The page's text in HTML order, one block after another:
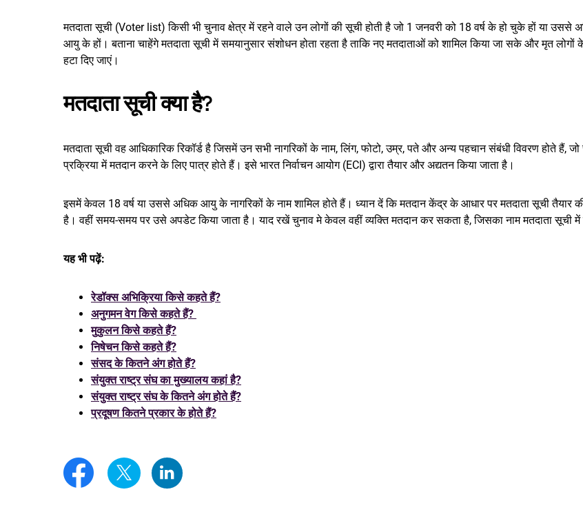
मतदाता सूची (Voter list) किसी भी चुनाव क्षेत्र में रहने वाले उन लोगों की सूची होती है जो 1 जनवरी को 18 वर्ष के हो चुके हों या उससे
आयु के हों। बताना चाहेंगे मतदाता सूची में समयानुसार संशोधन होता रहता है ताकि नए मतदाताओं को शामिल किया जा सके और मृत लोगों
हटा दिए जाएं।
मतदाता सूची क्या है?
मतदाता सूची वह आधिकारिक रिकॉर्ड है जिसमें उन सभी नागरिकों के नाम, लिंग, फोटो, उम्र, पते और अन्य पहचान संबंधी विवरण होते हैं, जो
प्रक्रिया में मतदान करने के लिए पात्र होते हैं। इसे भारत निर्वाचन आयोग (ECI) द्वारा तैयार और अद्यतन किया जाता है।
इसमें केवल 18 वर्ष या उससे अधिक आयु के नागरिकों के नाम शामिल होते हैं। ध्यान दें कि मतदान केंद्र के आधार पर मतदाता सूची तैयार
है। वहीं समय-समय पर उसे अपडेट किया जाता है। याद रखें चुनाव मे केवल वहीं व्यक्ति मतदान कर सकता है, जिसका नाम मतदाता सूची में
यह भी पढ़ें:
रेडॉक्स अभिक्रिया किसे कहते हैं?
अनुगमन वेग किसे कहते हैं?
मुकुलन किसे कहते हैं?
निषेचन किसे कहते हैं?
संसद के कितने अंग होते हैं?
संयुक्त राष्ट्र संघ का मुख्यालय कहां है?
संयुक्त राष्ट्र संघ के कितने अंग होते हैं?
प्रदूषण कितने प्रकार के होते हैं?